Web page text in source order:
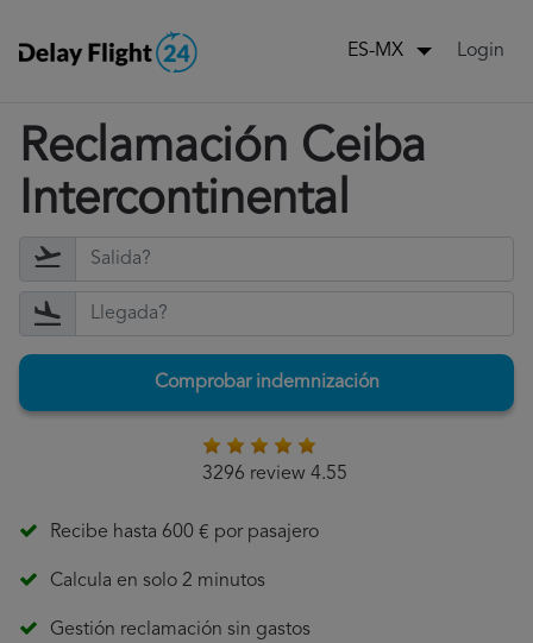
ES-MX Login
Reclamación Ceiba
Intercontinental
Comprobar indemnización
3296 review 4.55
Recibe hasta 600 € por pasajero
Calcula en solo 2 minutos
Gestión reclamación sin gastos